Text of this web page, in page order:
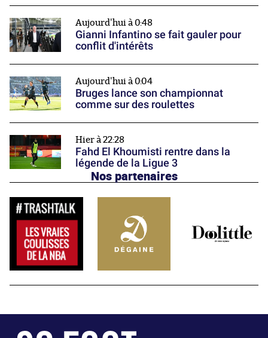
Aujourd'hui à 0:48
Gianni Infantino se fait gauler pour
conflit d'intérêts
Aujourd'hui à 0:04
Bruges lance son championnat
comme sur des roulettes
Hier à 22:28
Fahd El Khoumisti rentre dans la
légende de la Ligue 3
Nos partenaires